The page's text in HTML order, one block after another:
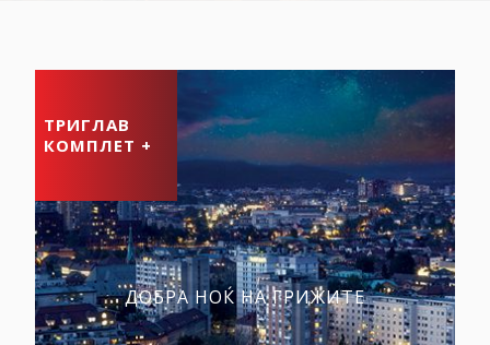
ТРИГЛАВ
КОМПЛЕТ +
ДОБРА НОЌ НА ГРИЖИТЕ